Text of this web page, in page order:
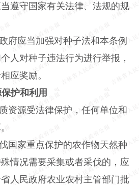
遵守国家有关法律、法规的规
府应当加强对种子法和本条例
人对种子违法行为进行举报，
应奖励。
护和利用
资源受法律保护，任何单位和
国家重点保护的农作物天然种
情况需要采集或者采伐的，应
人民政府农业农村主管部门批